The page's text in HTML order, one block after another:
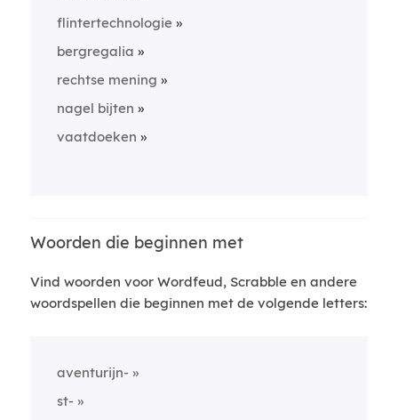
flintertechnologie
bergregalia
rechtse mening
nagel bijten
vaatdoeken
Woorden die beginnen met
Vind woorden voor Wordfeud, Scrabble en andere
woordspellen die beginnen met de volgende letters:
aventurijn-
st-